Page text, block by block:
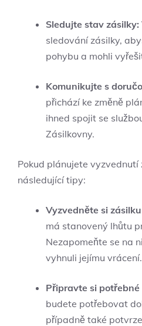
Sledujte stav zásilky:
sledování zásilky,
pohybu a mohli
Komunikujte s
přichází ke změně
ihned spojit se
Zásilkovny.
Pokud plánujete vyzvednutí
následující tipy:
Vyzvedněte si
má stanovený lhůtu
Nezapomeňte se na
vyhnuli jejímu vrácení.
Připravte si
budete potřebovat
případně také